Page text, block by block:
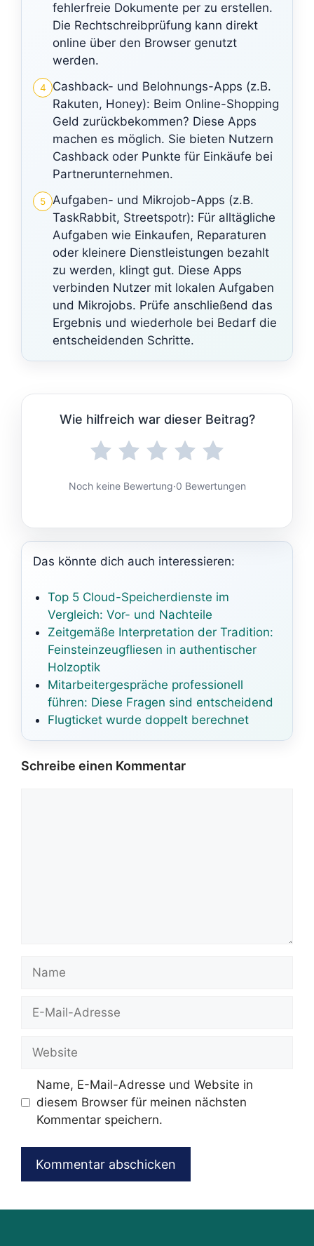
fehlerfreie Dokumente per zu erstellen.
Die Rechtschreibprüfung kann direkt
online über den Browser genutzt
werden.
4
Cashback- und Belohnungs-Apps (z.B.
Rakuten, Honey): Beim Online-Shopping
Geld zurückbekommen? Diese Apps
machen es möglich. Sie bieten Nutzern
Cashback oder Punkte für Einkäufe bei
Partnerunternehmen.
5
Aufgaben- und Mikrojob-Apps (z.B.
TaskRabbit, Streetspotr): Für alltägliche
Aufgaben wie Einkaufen, Reparaturen
oder kleinere Dienstleistungen bezahlt
zu werden, klingt gut. Diese Apps
verbinden Nutzer mit lokalen Aufgaben
und Mikrojobs. Prüfe anschließend das
Ergebnis und wiederhole bei Bedarf die
entscheidenden Schritte.
Wie hilfreich war dieser Beitrag?
Noch keine Bewertung·0 Bewertungen
Das könnte dich auch interessieren:
Top 5 Cloud-Speicherdienste im
Vergleich: Vor- und Nachteile
Zeitgemäße Interpretation der Tradition:
Feinsteinzeugfliesen in authentischer
Holzoptik
Mitarbeitergespräche professionell
führen: Diese Fragen sind entscheidend
Flugticket wurde doppelt berechnet
Schreibe einen Kommentar
Name
Website
Name, E-Mail-Adresse und Website in
diesem Browser für meinen nächsten
Kommentar speichern.